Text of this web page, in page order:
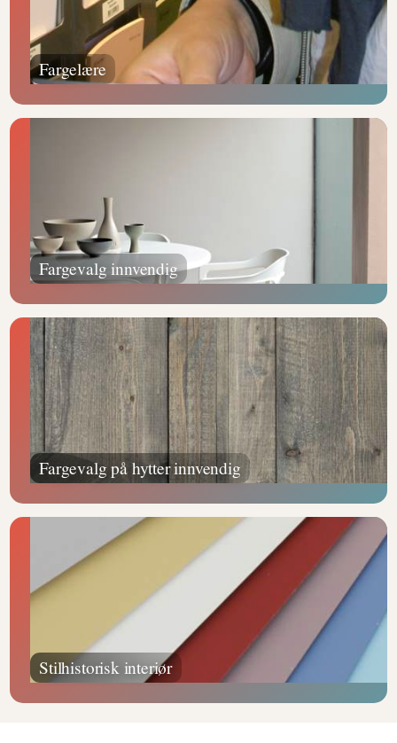
Fargelære
Fargevalg innvendig
Fargevalg på hytter innvendig
Stilhistorisk interiør